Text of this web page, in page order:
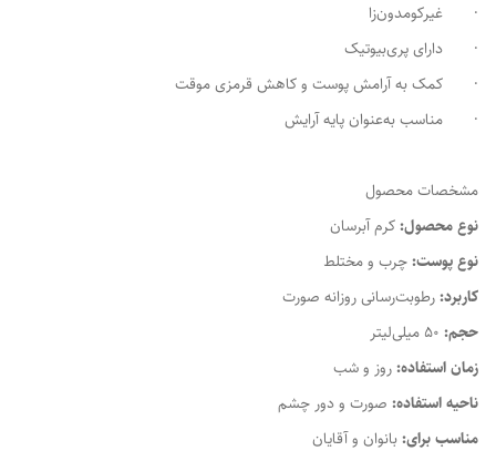
· غیرکومدون‌زا
· دارای پری‌بیوتیک
· کمک به آرامش پوست و کاهش قرمزی موقت
· مناسب به‌عنوان پایه آرایش
مشخصات محصول
نوع محصول:کرم آبرسان
نوع پوست:چرب و مختلط
کاربرد:رطوبت‌رسانی روزانه صورت
حجم:
زمان استفاده:روز و شب
ناحیه استفاده: صورت و دور چشم
مناسب برای:بانوان و آقایان